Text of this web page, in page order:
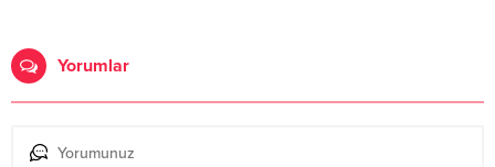
Yorumlar